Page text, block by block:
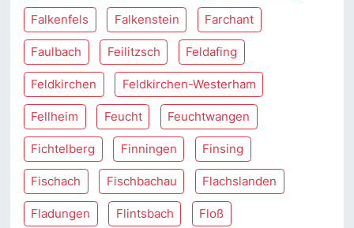
Falkenfels Falkenstein Farchant
Faulbach Feilitzsch Feldafing
Feldkirchen Feldkirchen-Westerham
Fellheim Feucht Feuchtwangen
Fichtelberg Finningen Finsing
Fischach Fischbachau Flachslanden
Fladungen Flintsbach Floß